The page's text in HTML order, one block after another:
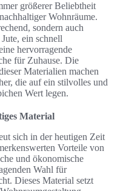
größerer Beliebtheit
Wohnräume.
sondern auch
ein schnell
hervorragende
für Zuhause. Die
Materialien machen
die auf ein stilvolles und
Wert legen.
Material
sich in der heutigen Zeit
Vorteile von
und ökonomische
Wahl für
Dieses Material setzt